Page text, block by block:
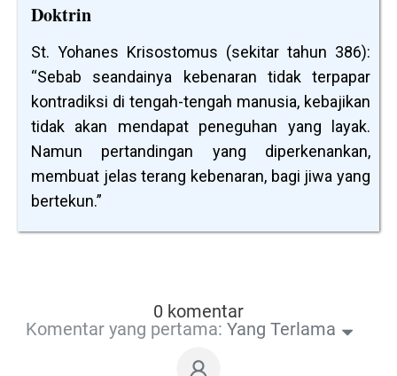
Doktrin
St. Yohanes Krisostomus (sekitar tahun 386):
“Sebab seandainya kebenaran tidak terpapar
kontradiksi di tengah-tengah manusia, kebajikan
tidak akan mendapat peneguhan yang layak.
Namun pertandingan yang diperkenankan,
membuat jelas terang kebenaran, bagi jiwa yang
bertekun.”
0 komentar
Komentar yang pertama: Yang Terlama